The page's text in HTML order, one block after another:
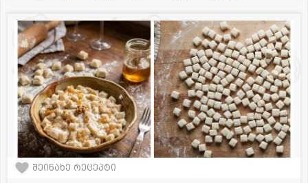
შეინახე რეცეპტი